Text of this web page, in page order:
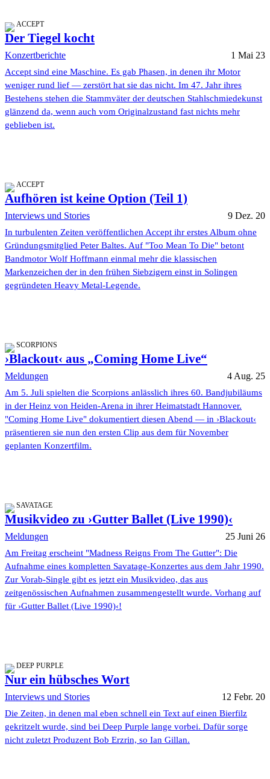
ACCEPT
Der Tiegel kocht
Konzertberichte 1 Mai 23
Accept sind eine Maschine. Es gab Phasen, in denen ihr Motor
weniger rund lief — zerstört hat sie das nicht. Im 47. Jahr ihres
Bestehens stehen die Stammväter der deutschen Stahlschmiedekunst
glänzend da, wenn auch vom Originalzustand fast nichts mehr
geblieben ist.
ACCEPT
Aufhören ist keine Option (Teil 1)
Interviews und Stories 9 Dez. 20
In turbulenten Zeiten veröffentlichen Accept ihr erstes Album ohne
Gründungsmitglied Peter Baltes. Auf "Too Mean To Die" betont
Bandmotor Wolf Hoffmann einmal mehr die klassischen
Markenzeichen der in den frühen Siebzigern einst in Solingen
gegründeten Heavy Metal-Legende.
SCORPIONS
›Blackout‹ aus „Coming Home Live“
Meldungen 4 Aug. 25
Am 5. Juli spielten die Scorpions anlässlich ihres 60. Bandjubiläums
in der Heinz von Heiden-Arena in ihrer Heimatstadt Hannover.
"Coming Home Live" dokumentiert diesen Abend — in ›Blackout‹
präsentieren sie nun den ersten Clip aus dem für November
geplanten Konzertfilm.
SAVATAGE
Musikvideo zu ›Gutter Ballet (Live 1990)‹
Meldungen 25 Juni 26
Am Freitag erscheint "Madness Reigns From The Gutter": Die
Aufnahme eines kompletten Savatage-Konzertes aus dem Jahr 1990.
Zur Vorab-Single gibt es jetzt ein Musikvideo, das aus
zeitgenössischen Aufnahmen zusammengestellt wurde. Vorhang auf
für ›Gutter Ballet (Live 1990)‹!
DEEP PURPLE
Nur ein hübsches Wort
Interviews und Stories 12 Febr. 20
Die Zeiten, in denen mal eben schnell ein Text auf einen Bierfilz
gekritzelt wurde, sind bei Deep Purple lange vorbei. Dafür sorge
nicht zuletzt Produzent Bob Erzrin, so Ian Gillan.